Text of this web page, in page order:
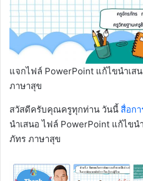
แจกไฟล์ PowerPoint แก้ไขนำเส
ภาษาสุข
สวัสดีครับคุณครูทุกท่าน วันนี้ สื่อก
นำเสนอ ไฟล์ PowerPoint แก้ไขน
ภัทร ภาษาสุข